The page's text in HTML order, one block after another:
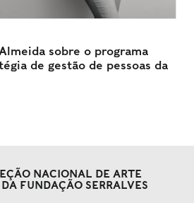
sobre o programa
de gestão de pessoas da
NACIONAL DE ARTE
FUNDAÇÃO SERRALVES